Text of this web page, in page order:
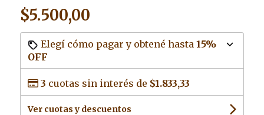
$5.500,00
Elegí cómo pagar y obtené hasta 15%
OFF
3 cuotas sin interés de $1.833,33
Ver cuotas y descuentos